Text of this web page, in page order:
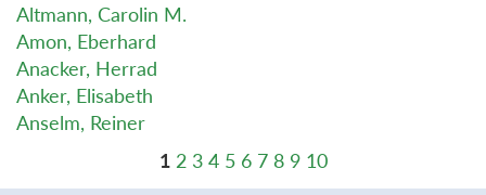
Altmann, Carolin M.
Amon, Eberhard
Anacker, Herrad
Anker, Elisabeth
Anselm, Reiner
1 2 3 4 5 6 7 8 9 10